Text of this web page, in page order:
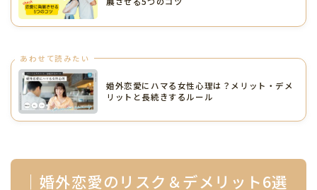
あわせて読みたい
婚外恋愛にハマる女性心理は？メリット・デメ
リットと長続きするルール
｜婚外恋愛のリスク＆デメリット6選